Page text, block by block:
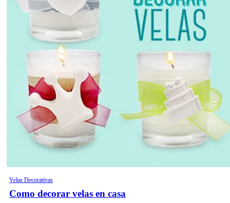
Velas Decorativas
Como decorar velas en casa